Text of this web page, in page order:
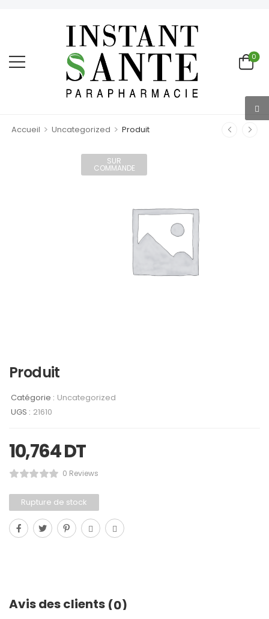
0
Accueil > Uncategorized > Produit
SUR
COMMANDE
Produit
Catégorie : Uncategorized
UGS : 21610
10,764DT
0 Reviews
Rupture de stock
Avis des clients (0)